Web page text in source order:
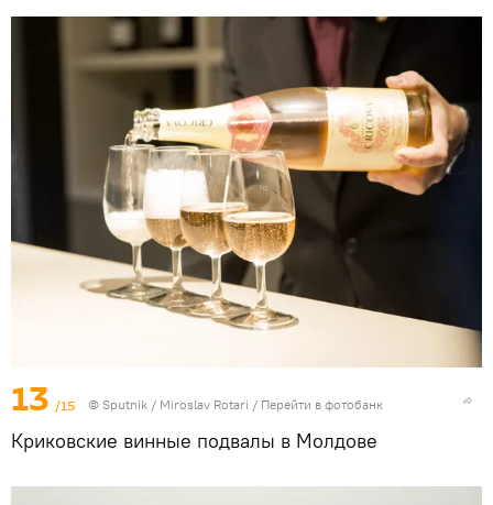
13 /15 © Sputnik / Miroslav Rotari / Перейти в фотобанк
Криковские винные подвалы в Молдове